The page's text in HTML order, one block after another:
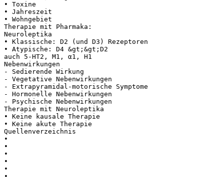
• Toxine
• Jahreszeit
• Wohngebiet
Therapie mit Pharmaka:
Neuroleptika
• Klassische: D2 (und D3) Rezeptoren
• Atypische: D4 &gt;&gt;D2
auch 5-HT2, M1, α1, H1
Nebenwirkungen
- Sedierende Wirkung
- Vegetative Nebenwirkungen
- Extrapyramidal-motorische Symptome
- Hormonelle Nebenwirkungen
- Psychische Nebenwirkungen
Therapie mit Neuroleptika
• Keine kausale Therapie
• Keine akute Therapie
Quellenverzeichnis
•
•
•
•
•